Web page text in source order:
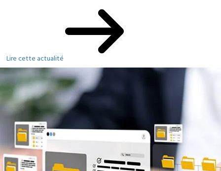
Lire cette actualité